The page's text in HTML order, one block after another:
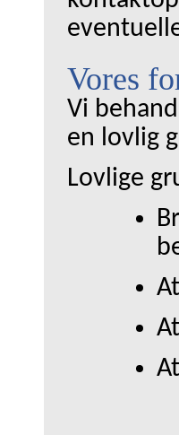
Vores
Vi
en lovlig
Lovlige